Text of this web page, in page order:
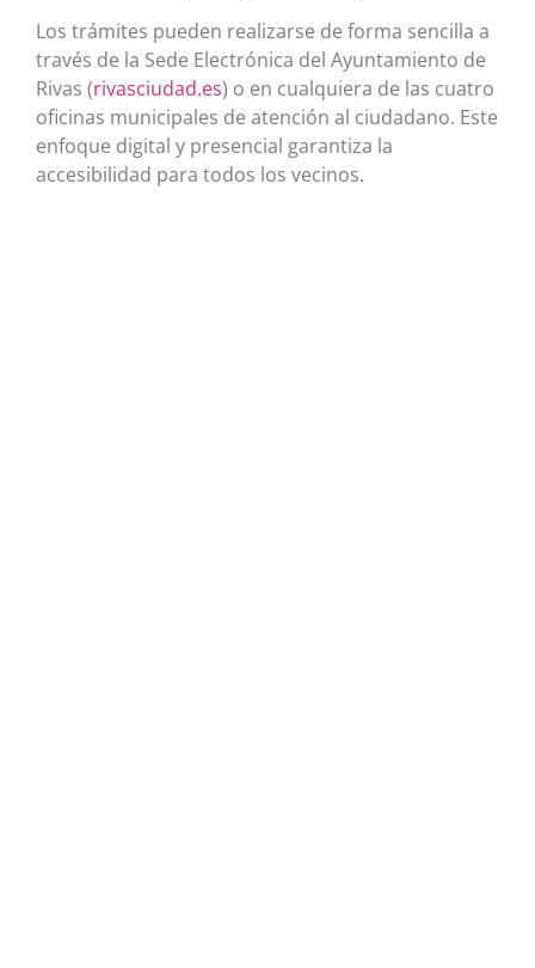
Los trámites pueden realizarse de forma sencilla a
través de la Sede Electrónica del Ayuntamiento de
Rivas (rivasciudad.es) o en cualquiera de las cuatro
oficinas municipales de atención al ciudadano. Este
enfoque digital y presencial garantiza la
accesibilidad para todos los vecinos.